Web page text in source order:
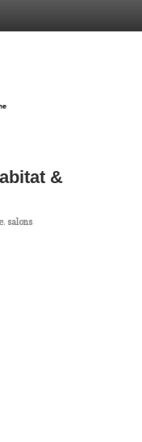
&
, salons